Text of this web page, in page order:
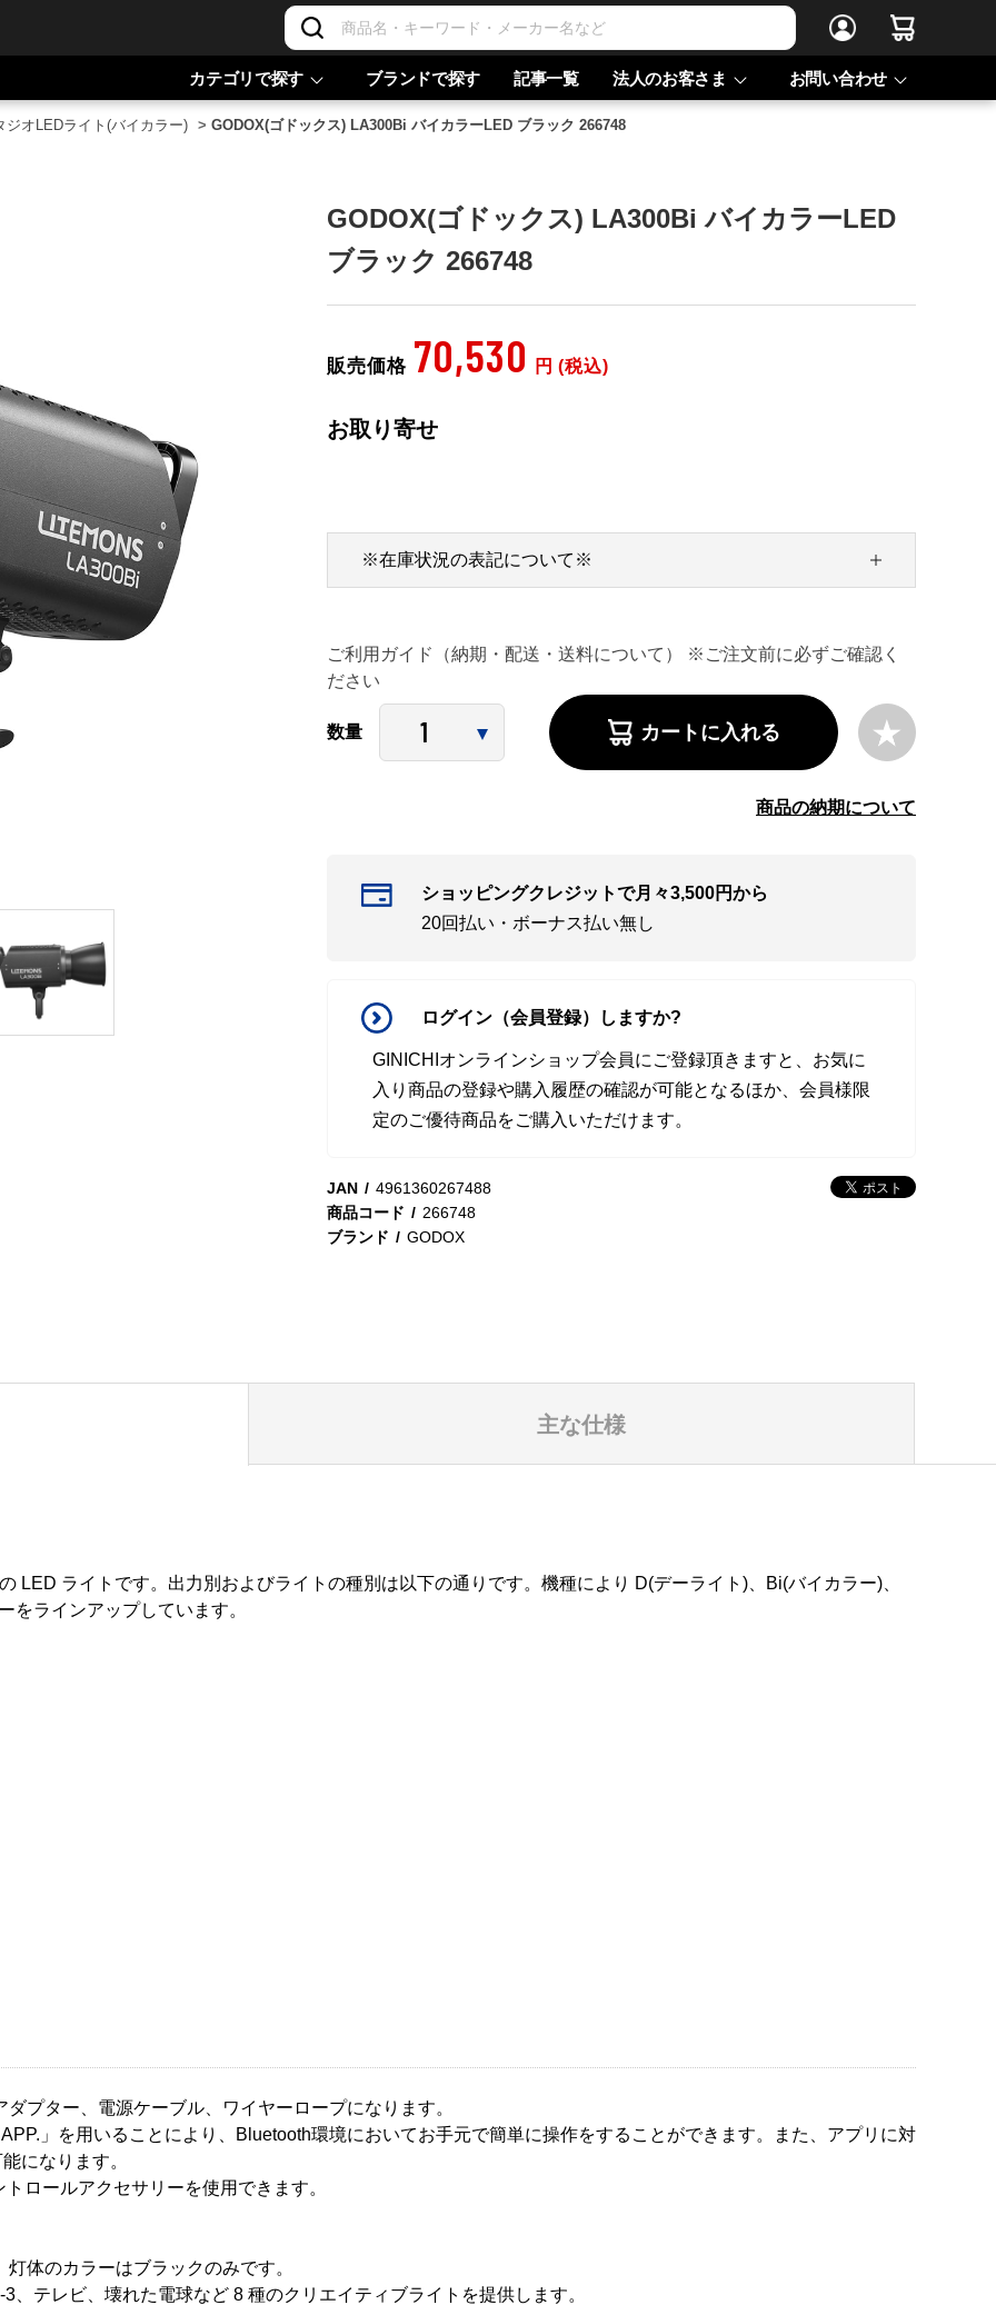
カテゴリで探す ブランドで探す 記事一覧 法人のお客さま お問い合わせ
ジオLEDライト(バイカラー) > GODOX(ゴドックス) LA300Bi バイカラーLED ブラック 266748
GODOX(ゴドックス) LA300Bi バイカラーLED
ブラック 266748
販売価格 70,530 円 (税込)
お取り寄せ
ご利用ガイド（納期・配送・送料について） ※ご注文前に必ずご確認く
ださい
※在庫状況の表記について※
数量 カートに入れる
商品の納期について
ショッピングクレジットで月々3,500円から
20回払い・ボーナス払い無し
ログイン（会員登録）しますか?
GINICHIオンラインショップ会員にご登録頂きますと、お気に
入り商品の登録や購入履歴の確認が可能となるほか、会員様限
定のご優待商品をご購入いただけます。
JAN
4961360267488
商品コード
266748
ブランド
GODOX
主な仕様
LED ライトです。出力別およびライトの種別は以下の通りです。機種により D(デーライト)、Bi(バイカラー)、
をラインアップしています。
プター、電源ケーブル、ワイヤーロープになります。
」を用いることにより、Bluetooth環境においてお手元で簡単に操作をすることができます。また、アプリに対
になります。
ロールアクセサリーを使用できます。
体のカラーはブラックのみです。
テレビ、壊れた電球など 8 種のクリエイティブライトを提供します。